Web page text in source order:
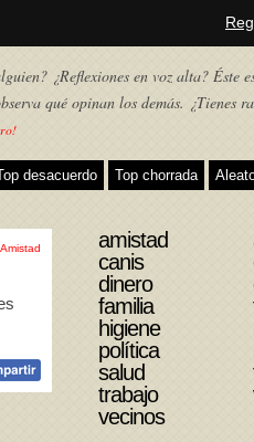
¿Reflexiones en voz alta? Éste
qué opinan los demás. ¿Tienes
desacuerdo Top chorrada
Amistad amistad
canis
dinero
familia
higiene
política
salud
trabajo
vecinos